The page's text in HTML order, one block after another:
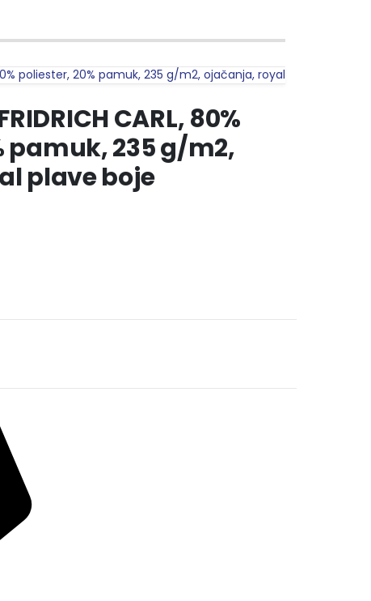
poliester, 20% pamuk, 235 g/m2, ojačanja, royal
CARL, 80%
pamuk, 235 g/m2,
plave boje